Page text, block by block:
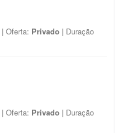
| Oferta: Privado | Duração
| Oferta: Privado | Duração